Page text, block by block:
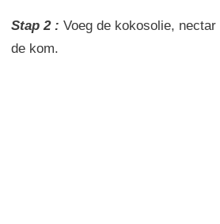
Stap 2 : Voeg de kokosolie, nectar
de kom.